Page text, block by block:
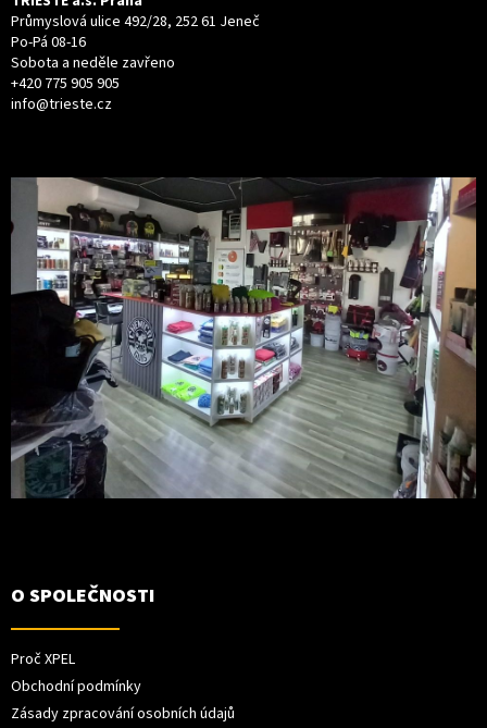
Průmyslová ulice 492/28, 252 61 Jeneč
Po-Pá 08-16
Sobota a neděle zavřeno
+420 775 905 905
info@trieste.cz
O SPOLEČNOSTI
Proč XPEL
Obchodní podmínky
Zásady zpracování osobních údajů